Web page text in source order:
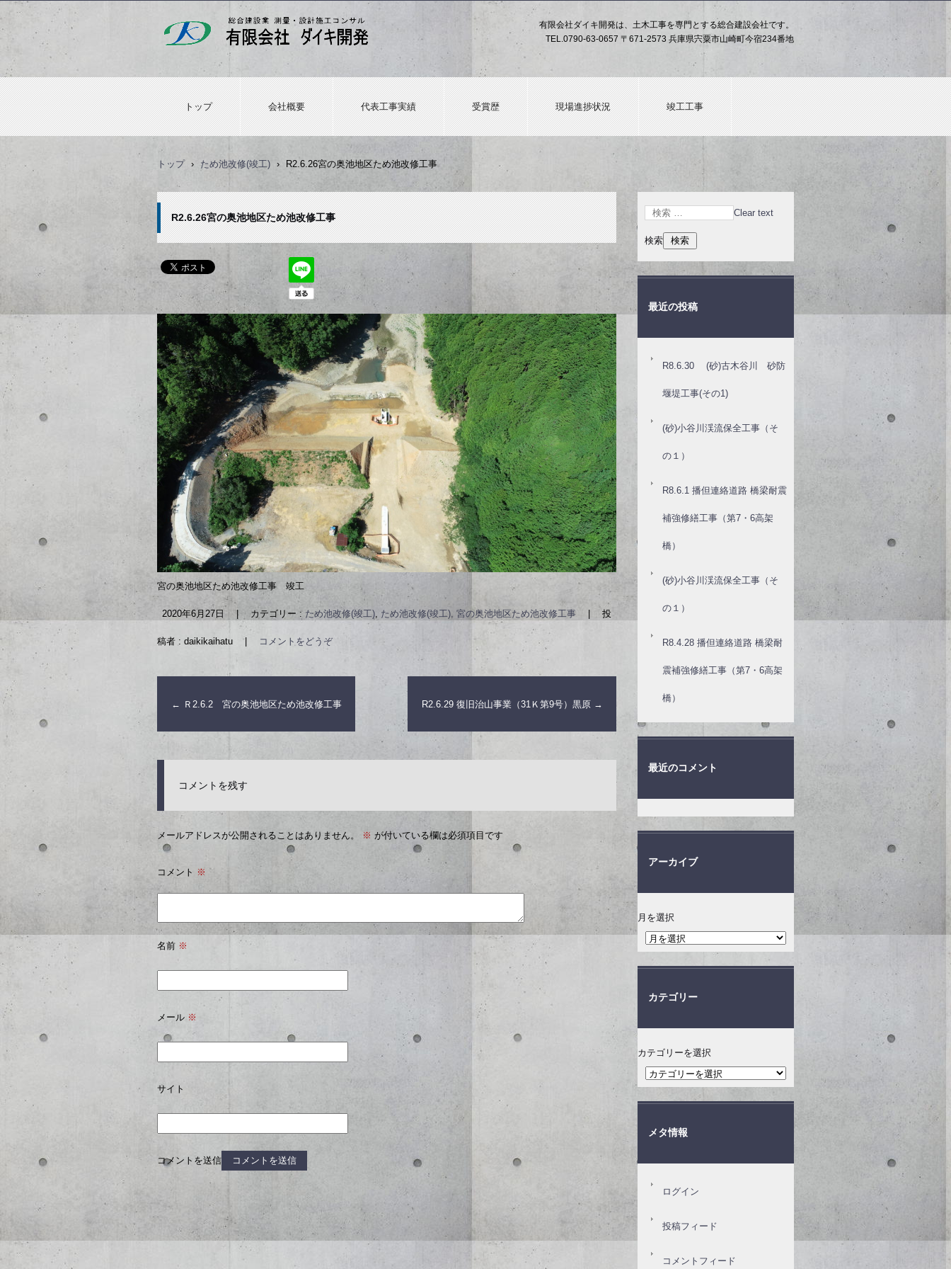
有限会社ダイキ開発は、土木工事を専門とする総合建設会社です。
TEL. 0790-63-0657 〒671-2573 兵庫県宍粟市山崎町今宿234番地
トップ 会社概要 代表工事実績 受賞歴 現場進捗状況 竣工工事
トップ › ため池改修(竣工) › R2.6.26宮の奥池地区ため池改修工事
R2.6.26宮の奥池地区ため池改修工事
宮の奥池地区ため池改修工事 竣工
2020年6月27日 | カテゴリー : ため池改修(竣工), ため池改修(竣工), 宮の奥池地区ため池改修工事 投
稿者 : daikikaihatu コメントをどうぞ
← Ｒ2.6.2 宮の奥池地区ため池改修工事 R2.6.29 復旧治山事業（31Ｋ第9号）黒原 →
コメントを残す
メールアドレスが公開されることはありません。 ※ が付いている欄は必須項目です
コメント ※
名前 ※
メール ※
サイト
コメントを送信
Clear text
検索
最近の投稿
R8.6.30 (砂)古木谷川 砂防
堰堤工事(その1)
(砂)小谷川渓流保全工事（そ
の１）
R8.6.1 播但連絡道路 橋梁耐震
補強修繕工事（第7・6高架
橋）
(砂)小谷川渓流保全工事（そ
の１）
R8.4.28 播但連絡道路 橋梁耐
震補強修繕工事（第7・6高架
橋）
最近のコメント
アーカイブ
月を選択
カテゴリー
カテゴリーを選択
メタ情報
ログイン
投稿フィード
コメントフィード